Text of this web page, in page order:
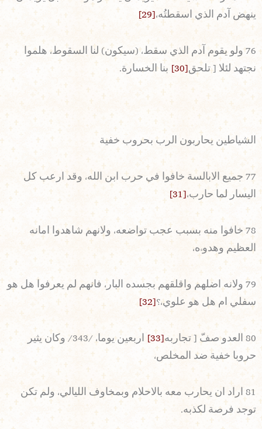
ينهض آدم الذي اسقطتُه،[29]
76 ولو يقوم آدم الذي سقط، (سيكون) لنا السقوط، هلموا
نجتهد لئلا [ تلحق[30] بنا الخسارة.
الشياطين يحاربون الرب بحروب خفية
77 جميع الابالسة خافوا في حرب ابن الله، وقد ارعب كل
اليسار لما حارب، [31]
78 خافوا منه بسبب عجب تواضعه، ولانهم شاهدوا امانه
العظيم وهدوءه،
79 ولانه اضلهم واقلقهم بجسده البار، فانهم لم يعرفوا هل هو
سفلي ام هل هو علوي،؟ [32]
80 العدو صفّ [ تجاربه [33]
اربعين يوما، /343/ وكان يثير
حروبا خفية ضد المخلص،
81 اراد ان يحارب معه بالاحلام وبمخاوف الليالي، ولم تكن
توجد فرصة لكذبه.